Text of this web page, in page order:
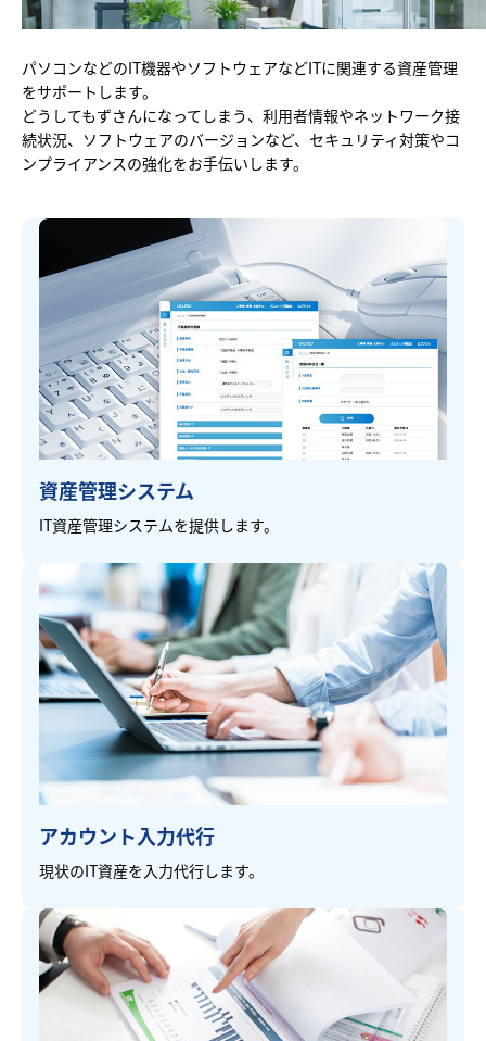
パソコンなどのIT機器やソフトウェアなどITに関連する資産管理
をサポートします。
どうしてもずさんになってしまう、利用者情報やネットワーク接
続状況、ソフトウェアのバージョンなど、セキュリティ対策やコ
ンプライアンスの強化をお手伝いします。
資産管理システム
IT資産管理システムを提供します。
アカウント入力代行
現状のIT資産を入力代行します。